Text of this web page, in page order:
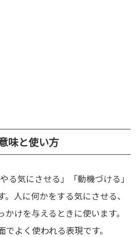
味と使い方
る気にさせる」「動機づける」
人に何かをする気にさせる、
けを与えるときに使います。
よく使われる表現です。